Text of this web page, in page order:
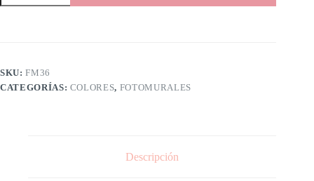
SKU:FM36
CATEGORÍAS: COLORES, FOTOMURALES
Descripción